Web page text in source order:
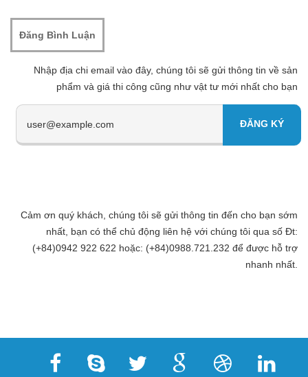
Nhập địa chi email vào đây, chúng tôi sẽ gửi thông tin về sản
phẩm và giá thi công cũng như vật tư mới nhất cho bạn
Cảm ơn quý khách, chúng tôi sẽ gửi thông tin đến cho bạn sớm
nhất, bạn có thể chủ động liên hệ với chúng tôi qua số Đt:
(+84)0942 922 622 hoặc: (+84)0988.721.232 để được hỗ trợ
nhanh nhất.